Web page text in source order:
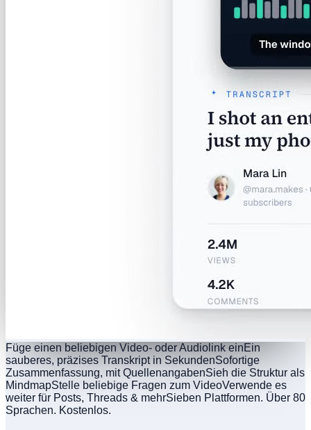
Füge einen beliebigen Video- oder Audiolink einEin
sauberes, präzises Transkript in SekundenSofortige
Zusammenfassung, mit QuellenangabenSieh die Struktur als
MindmapStelle beliebige Fragen zum VideoVerwende es
weiter für Posts, Threads & mehrSieben Plattformen. Über 80
Sprachen. Kostenlos.